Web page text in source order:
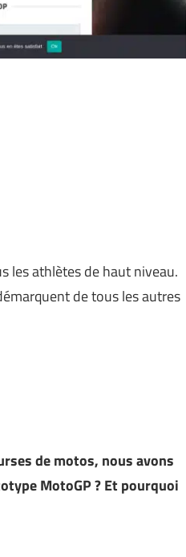
les athlètes de haut niveau.
de tous les autres
de motos, nous avons
MotoGP ? Et pourquoi